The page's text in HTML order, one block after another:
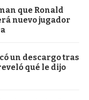
que Ronald
nuevo jugador
un descargo tras
qué le dijo